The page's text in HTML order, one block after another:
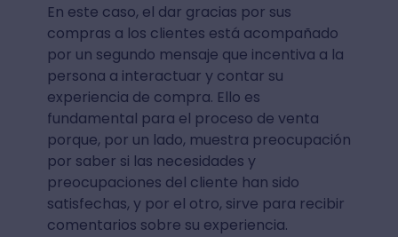
En este caso, el dar gracias por sus
compras a los clientes está acompañado
por un segundo mensaje que incentiva a la
persona a interactuar y contar su
experiencia de compra. Ello es
fundamental para el proceso de venta
porque, por un lado, muestra preocupación
por saber si las necesidades y
preocupaciones del cliente han sido
satisfechas, y por el otro, sirve para recibir
comentarios sobre su experiencia.